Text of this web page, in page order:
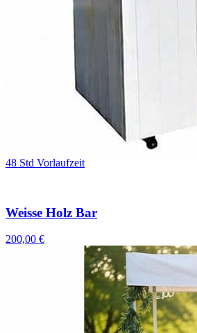
48 Std Vorlaufzeit
Weisse Holz Bar
200,00 €